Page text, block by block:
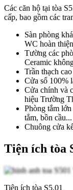
Các căn hộ tại tòa
cấp, bao gồm các
Sàn phòng
WC hoàn thiện
Tường các
Ceramic
Trần thạch
Cửa sổ 100%
Cửa chính và
hiệu Trường
Phòng tắm
tắm, bồn cầu...
Chuông cửa
Tiện ích tòa
Tiện ích tòa S5.01